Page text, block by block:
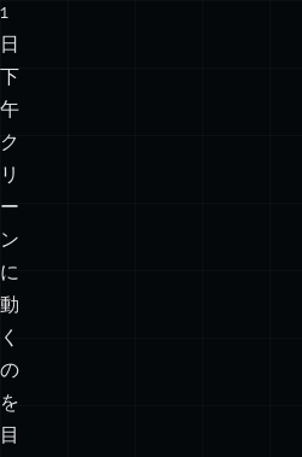
状
態
か
ら、
丸
1
日
下
午
ク
リ
ー
ン
に